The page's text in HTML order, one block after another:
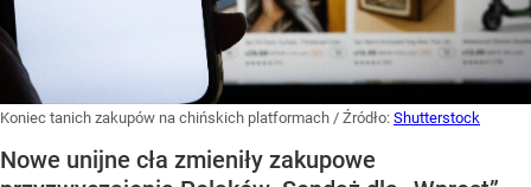
Koniec tanich zakupów na chińskich platformach / Źródło: Shutterstock
Nowe unijne cła zmieniły zakupowe